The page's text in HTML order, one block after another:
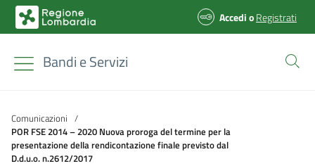
AccedioRegistrati
Bandi e Servizi
Comunicazioni /
POR FSE 2014 – 2020 Nuova proroga del termine per la
presentazione della rendicontazione finale previsto dal
D.d.u.o. n.2612/2017